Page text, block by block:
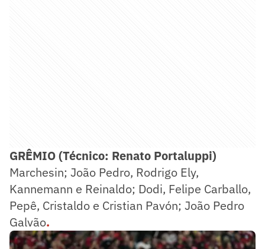
GRÊMIO (Técnico: Renato Portaluppi)
Marchesin; João Pedro, Rodrigo Ely,
Kannemann e Reinaldo; Dodi, Felipe Carballo,
Pepê, Cristaldo e Cristian Pavón; João Pedro
Galvão.